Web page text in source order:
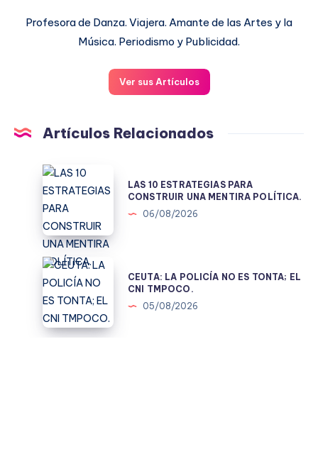
Profesora de Danza. Viajera. Amante de las Artes y la
Música. Periodismo y Publicidad.
Ver sus Artículos
Artículos Relacionados
LAS
10
ESTRATEGIAS
PARA
CONSTRUIR
UNA
MENTIRA
POLÍTICA.
LAS 10 ESTRATEGIAS PARA
CONSTRUIR UNA MENTIRA POLÍTICA.
06/08/2026
CEUTA:
LA
POLICÍA
NO
ES
CEUTA: LA POLICÍA NO ES TONTA; EL
CNI TMPOCO.
05/08/2026